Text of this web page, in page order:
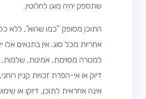
שתספק יהיה מוגן לחלוטין.
התוכן מסופק "כמו שהוא", ללא כל
אחריות מכל סוג. אין בתנאים אלו
למטרה מסוימת, אמינות, שלמות,
דיוק או אי-הפרת זכויות קניין
אינה אחראית לתוכן, דיוקו או